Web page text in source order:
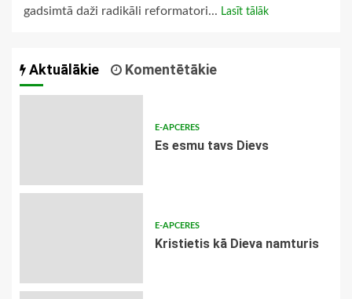
gadsimtā daži radikāli reformatori... Lasīt tālāk
Aktuālākie Komentētākie
E-APCERES
Es esmu tavs Dievs
E-APCERES
Kristietis kā Dieva namturis